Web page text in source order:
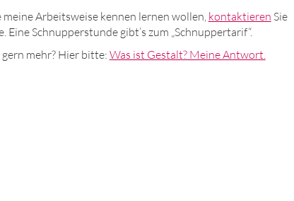
meine Arbeitsweise kennen lernen wollen, kontaktieren Sie
Eine Schnupperstunde gibt’s zum „Schnuppertarif“.
gern mehr? Hier bitte:Was ist Gestalt? Meine Antwort.